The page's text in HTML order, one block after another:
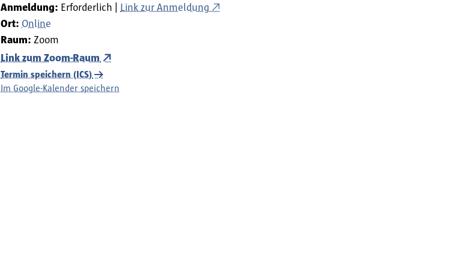
Anmeldung: Erforderlich
Link zur Anmeldung
Ort: Online
Raum: Zoom
Link zum Zoom-Raum
Termin speichern (ICS)
Im Google-Kalender speichern